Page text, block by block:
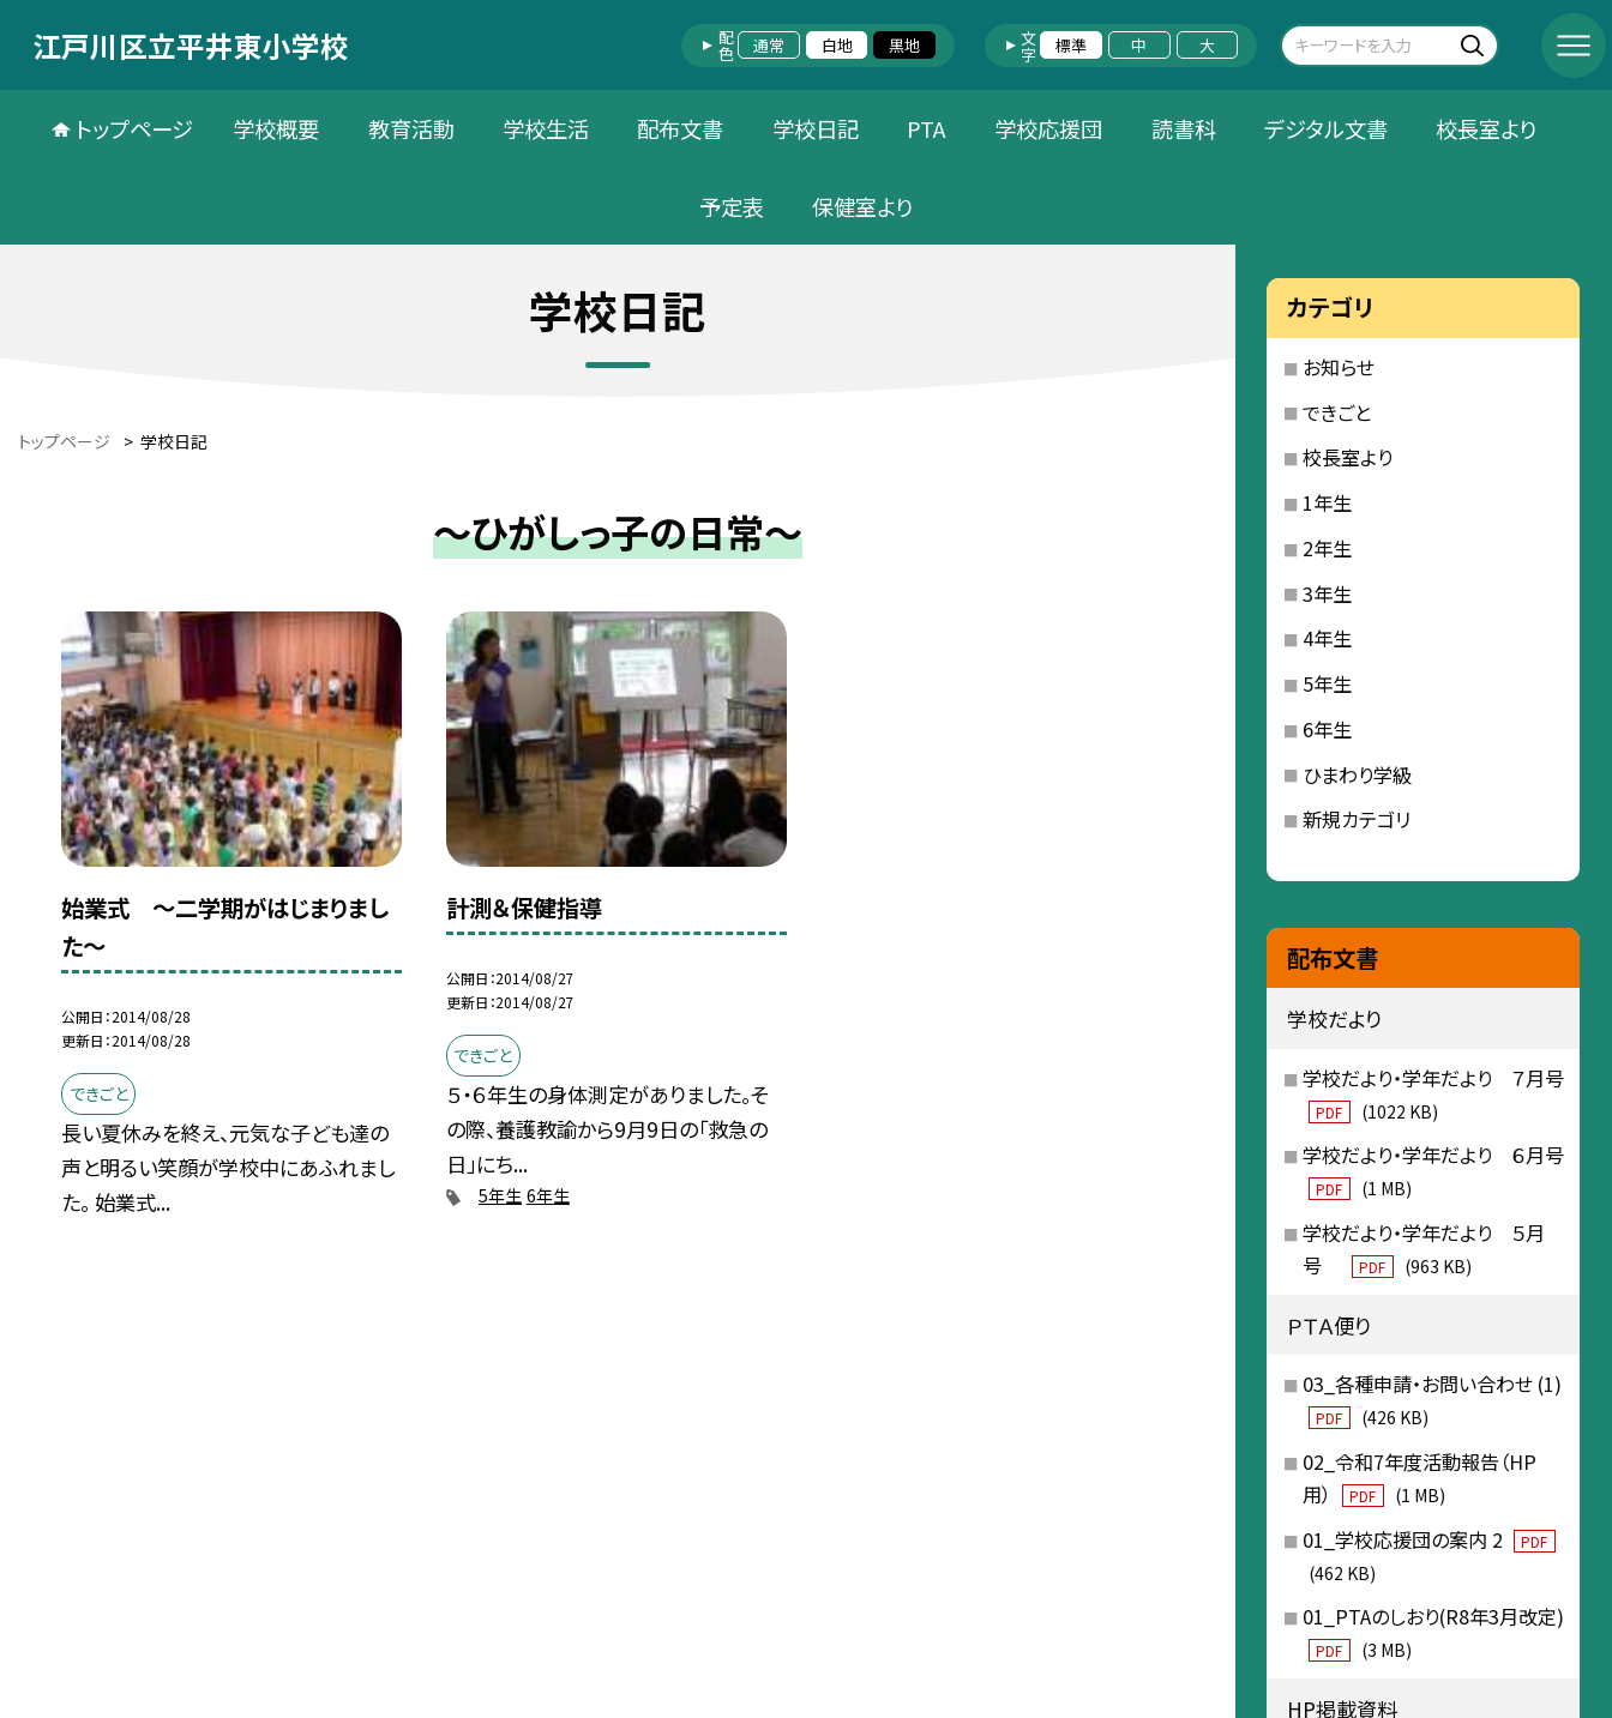
江戸川区立平井東小学校 配色 通常 白地 黒地 文字 標準 中 大
トップページ 学校概要 教育活動 学校生活 配布文書 学校日記 PTA 学校応援団 読書科 デジタル文書 校長室より
予定表 保健室より
学校日記
トップページ > 学校日記
～ひがしっ子の日常～
始業式 〜二学期がはじまりまし
た〜
公開日 2014/08/28
更新日 2014/08/28
できごと
長い夏休みを終え、元気な子ども達の
声と明るい笑顔が学校中にあふれまし
た。 始業式...
計測＆保健指導
公開日 2014/08/27
更新日 2014/08/27
できごと
５・６年生の身体測定がありました。そ
の際、養護教諭から9月9日の「救急の
日」にち...
5年生 6年生
カテゴリ
お知らせ
できごと
校長室より
1年生
2年生
3年生
4年生
5年生
6年生
ひまわり学級
新規カテゴリ
配布文書
学校だより
学校だより・学年だより ７月号
PDF (1022 KB)
学校だより・学年だより ６月号
PDF (1 MB)
学校だより・学年だより ５月
号
PDF (963 KB)
ＰＴＡ便り
03_各種申請・お問い合わせ (1)
PDF (426 KB)
02_令和7年度活動報告（HP
用）
PDF (1 MB)
01_学校応援団の案内 2 PDF
(462 KB)
01_PTAのしおり(R8年3月改定)
PDF (3 MB)
HP掲載資料